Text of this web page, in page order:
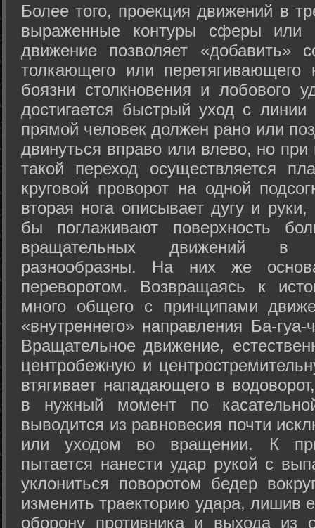
Более того, проекция движений в
выраженные контуры сферы или
движение позволяет «добавить»
толкающего или перетягивающего
боязни столкновения и лобового
достигается быстрый уход с
прямой человек должен рано или
двинуться вправо или влево, но
такой переход осуществляется
круговой проворот на одной
вторая нога описывает дугу и
бы поглаживают поверхность
вращательных движений в
разнообразны. На них же
переворотом. Возвращаясь к
много общего с принципами
«внутреннего» направления Ба-
Вращательное движение,
центробежную и
втягивает нападающего в
в нужный момент по
выводится из равновесия почти
или уходом во вращении. К
пытается нанести удар рукой с
уклониться поворотом бедер
изменить траекторию удара, лишив
оборону противника и выхода из